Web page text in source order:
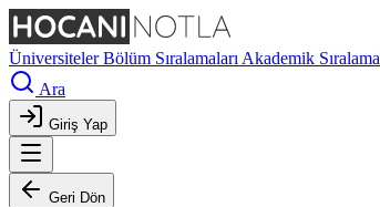
ÜniversitelerBölüm Sıralamaları Akademik Sıralama
Ara
Giriş Yap
Geri Dön